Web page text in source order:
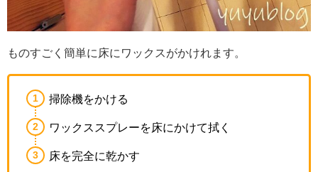
ものすごく簡単に床にワックスがかけれます。
掃除機をかける
ワックススプレーを床にかけて拭く
床を完全に乾かす